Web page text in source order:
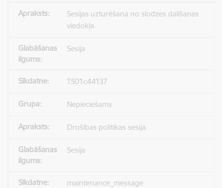
Sesijas uzturēšana no slodzes dalīšanas
viedokļa.
Sesija
TS01c44137
Nepieciešams
Drošības politikas sesija.
Sesija
maintenance_message